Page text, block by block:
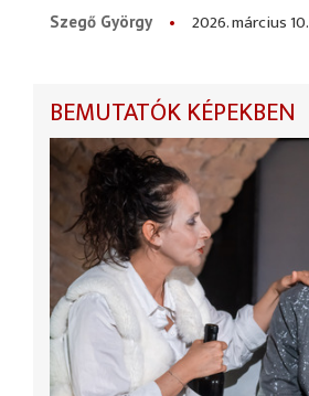
Szegő György
2026. március 10.
BEMUTATÓK KÉPEKBEN